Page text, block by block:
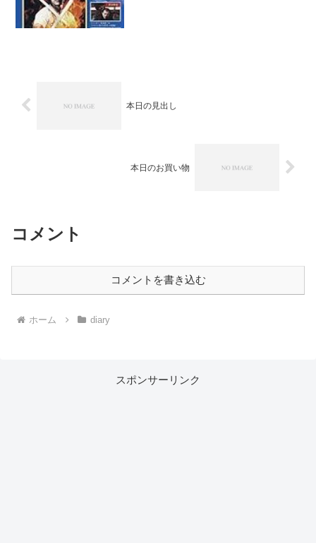
本日の見出し
本日のお買い物
コメント
コメントを書き込む
ホーム diary
スポンサーリンク